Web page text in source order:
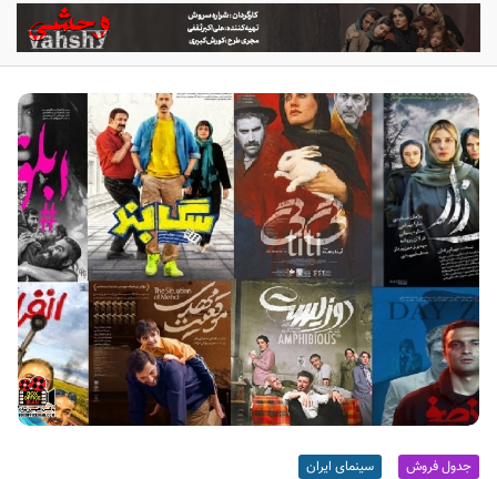
ب
ا
ک
س
آ
ف
ی
س
ا
ا
ن
جدول فروش سینمای ایران